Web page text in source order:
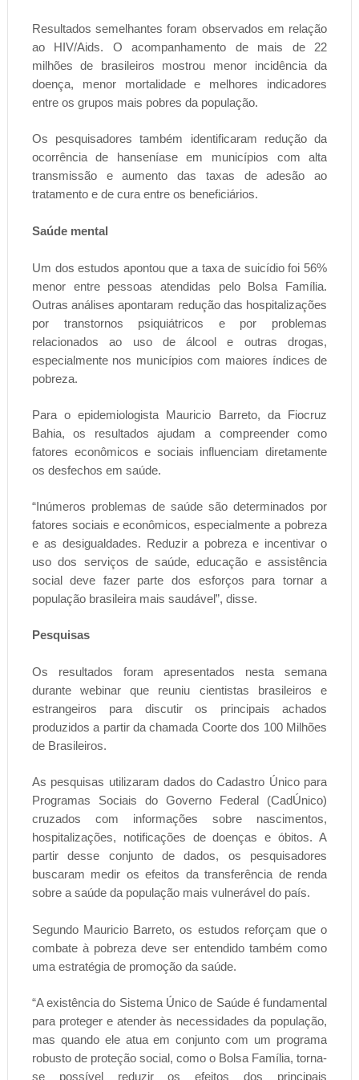
Resultados semelhantes foram observados em relação
ao HIV/Aids. O acompanhamento de mais de 22
milhões de brasileiros mostrou menor incidência da
doença, menor mortalidade e melhores indicadores
entre os grupos mais pobres da população.
Os pesquisadores também identificaram redução da
ocorrência de hanseníase em municípios com alta
transmissão e aumento das taxas de adesão ao
tratamento e de cura entre os beneficiários.
Saúde mental
Um dos estudos apontou que a taxa de suicídio foi 56%
menor entre pessoas atendidas pelo Bolsa Família.
Outras análises apontaram redução das hospitalizações
por transtornos psiquiátricos e por problemas
relacionados ao uso de álcool e outras drogas,
especialmente nos municípios com maiores índices de
pobreza.
Para o epidemiologista Mauricio Barreto, da Fiocruz
Bahia, os resultados ajudam a compreender como
fatores econômicos e sociais influenciam diretamente
os desfechos em saúde.
“Inúmeros problemas de saúde são determinados por
fatores sociais e econômicos, especialmente a pobreza
e as desigualdades. Reduzir a pobreza e incentivar o
uso dos serviços de saúde, educação e assistência
social deve fazer parte dos esforços para tornar a
população brasileira mais saudável”, disse.
Pesquisas
Os resultados foram apresentados nesta semana
durante webinar que reuniu cientistas brasileiros e
estrangeiros para discutir os principais achados
produzidos a partir da chamada Coorte dos 100 Milhões
de Brasileiros.
As pesquisas utilizaram dados do Cadastro Único para
Programas Sociais do Governo Federal (CadÚnico)
cruzados com informações sobre nascimentos,
hospitalizações, notificações de doenças e óbitos. A
partir desse conjunto de dados, os pesquisadores
buscaram medir os efeitos da transferência de renda
sobre a saúde da população mais vulnerável do país.
Segundo Mauricio Barreto, os estudos reforçam que o
combate à pobreza deve ser entendido também como
uma estratégia de promoção da saúde.
“A existência do Sistema Único de Saúde é fundamental
para proteger e atender às necessidades da população,
mas quando ele atua em conjunto com um programa
robusto de proteção social, como o Bolsa Família, torna-
se possível reduzir os efeitos dos principais